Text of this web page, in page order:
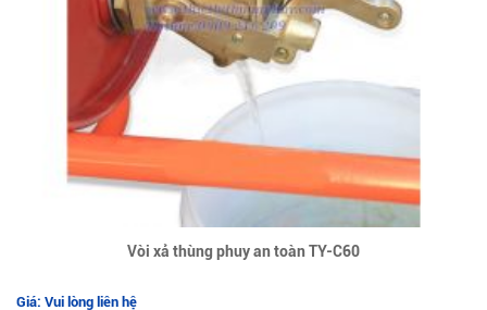
Vòi xả thùng phuy an toàn TY-C60
Giá: Vui lòng liên hệ